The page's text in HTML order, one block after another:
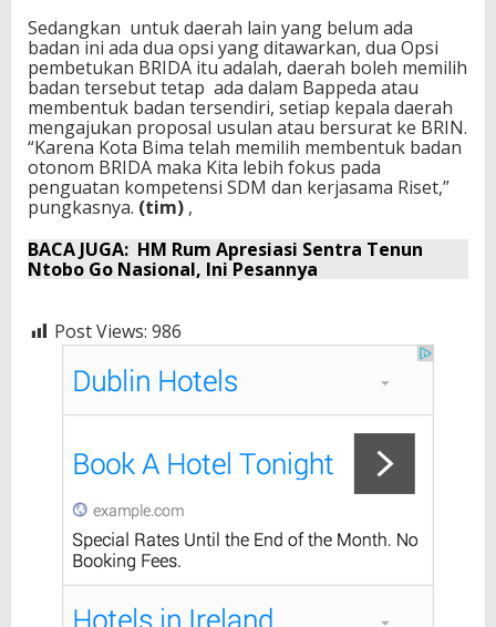
Sedangkan untuk daerah lain yang belum ada
badan ini ada dua opsi yang ditawarkan, dua Opsi
pembetukan BRIDA itu adalah, daerah boleh memilih
badan tersebut tetap ada dalam Bappeda atau
membentuk badan tersendiri, setiap kepala daerah
mengajukan proposal usulan atau bersurat ke BRIN.
“Karena Kota Bima telah memilih membentuk badan
otonom BRIDA maka Kita lebih fokus pada
penguatan kompetensi SDM dan kerjasama Riset,”
pungkasnya. (tim) ,
BACA JUGA: HM Rum Apresiasi Sentra Tenun
Ntobo Go Nasional, Ini Pesannya
Post Views: 986